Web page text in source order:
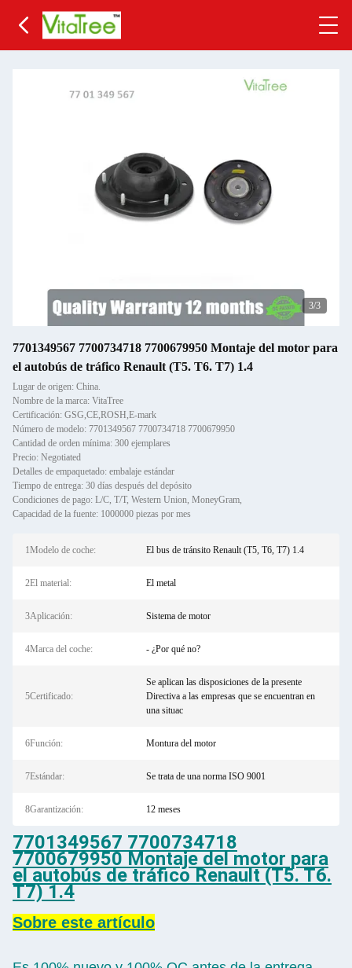
3/3
7701349567 7700734718 7700679950 Montaje del motor para
el autobús de tráfico Renault (T5. T6. T7) 1.4
Lugar de origen: China.
Nombre de la marca: VitaTree
Certificación: GSG,CE,ROSH,E-mark
Número de modelo: 7701349567 7700734718 7700679950
Cantidad de orden mínima: 300 ejemplares
Precio: Negotiated
Detalles de empaquetado: embalaje estándar
Tiempo de entrega: 30 días después del depósito
Condiciones de pago: L/C, T/T, Western Union, MoneyGram,
Capacidad de la fuente: 1000000 piezas por mes
1Modelo de coche: El bus de tránsito Renault (T5, T6, T7) 1.4
2El material: El metal
3Aplicación: Sistema de motor
4Marca del coche: - ¿Por qué no?
5Certificado:
Se aplican las disposiciones de la presente
Directiva a las empresas que se encuentran en
una situac
6Función: Montura del motor
7Estándar: Se trata de una norma ISO 9001
8Garantización: 12 meses
7701349567 7700734718
7700679950 Montaje del motor para
el autobús de tráfico Renault (T5. T6.
T7) 1.4
Sobre este artículo